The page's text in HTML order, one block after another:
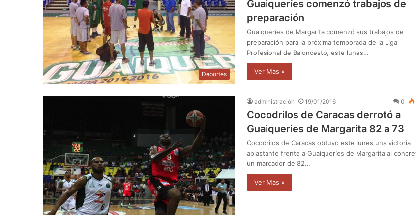
Deportes
Guaiqueríes comenzó trabajos de
preparación
Guaiqueríes de Margarita comenzó sus trabajos de
preparación para la próxima temporada de la Liga
Profesional de Baloncesto, este lunes…
Ver Mas »
administración 19/01/2016 0
Cocodrilos de Caracas derrotó a
Guaiqueries de Margarita 82 a 73
Cocodrilos de Caracas obtuvo este lunes una victoria
aplastante frente a Guaiqueríes de Margarita al
un marcador de 82…
Ver Mas »